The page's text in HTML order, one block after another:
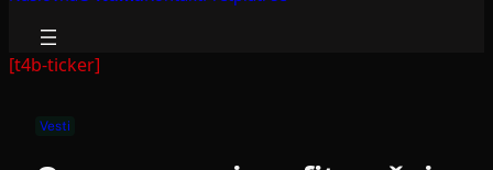
[t4b-ticker]
Vesti